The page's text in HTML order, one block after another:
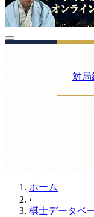
対局
ホーム
›
棋士データベ